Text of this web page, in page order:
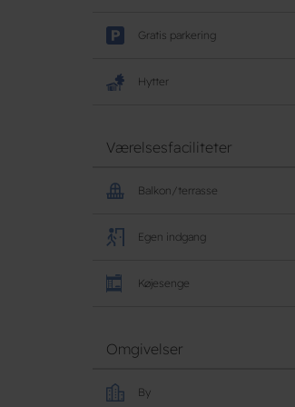
Gratis parkering
Hytter
Værelsesfaciliteter
Balkon/terrasse
Egen indgang
Køjesenge
Omgivelser
By